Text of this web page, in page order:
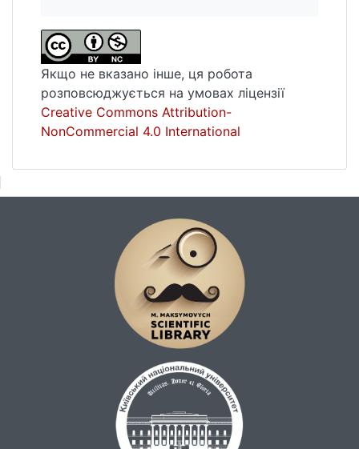
Якщо не вказано інше, ця робота
розповсюджується на умовах ліцензії
Creative Commons Attribution-
NonCommercial 4.0 International